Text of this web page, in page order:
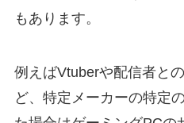
もあります。
例えばVtuberや配信者と
ど、特定メーカーの特定